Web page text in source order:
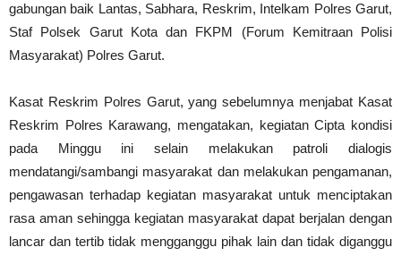
gabungan baik Lantas, Sabhara, Reskrim, Intelkam Polres Garut,
Staf Polsek Garut Kota dan FKPM (Forum Kemitraan Polisi
Masyarakat) Polres Garut.
Kasat Reskrim Polres Garut, yang sebelumnya menjabat Kasat
Reskrim Polres Karawang, mengatakan, kegiatan Cipta kondisi
pada Minggu ini selain melakukan patroli dialogis
mendatangi/sambangi masyarakat dan melakukan pengamanan,
pengawasan terhadap kegiatan masyarakat untuk menciptakan
rasa aman sehingga kegiatan masyarakat dapat berjalan dengan
lancar dan tertib tidak mengganggu pihak lain dan tidak diganggu